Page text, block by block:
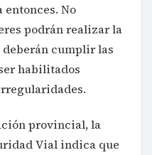
entonces. No
podrán realizar la
deberán cumplir las
habilitados
provincial, la
Vial indica que